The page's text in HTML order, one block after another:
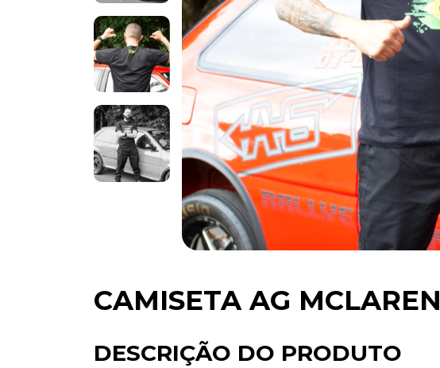
CAMISETA AG MCLAREN
DESCRIÇÃO DO PRODUTO